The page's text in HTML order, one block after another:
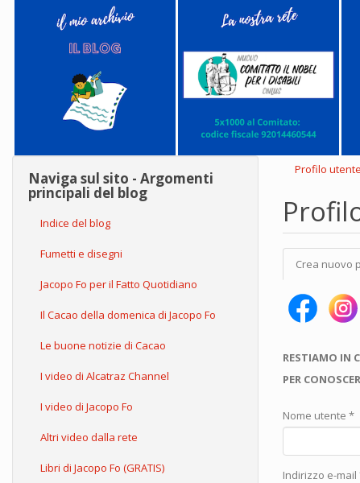
Naviga sul sito - Argomenti
principali del blog
Indice del blog
Fumetti e disegni
Jacopo Fo per il Fatto Quotidiano
Il Cacao della domenica di Jacopo Fo
Le buone notizie di Cacao
I video di Alcatraz Channel
I video di Jacopo Fo
Altri video dalla rete
Libri di Jacopo Fo (GRATIS)
Profilo utente
Schede
primarie
Crea nuovo
RESTIAMO IN
PER
Nome utente *
Indirizzo e-mail